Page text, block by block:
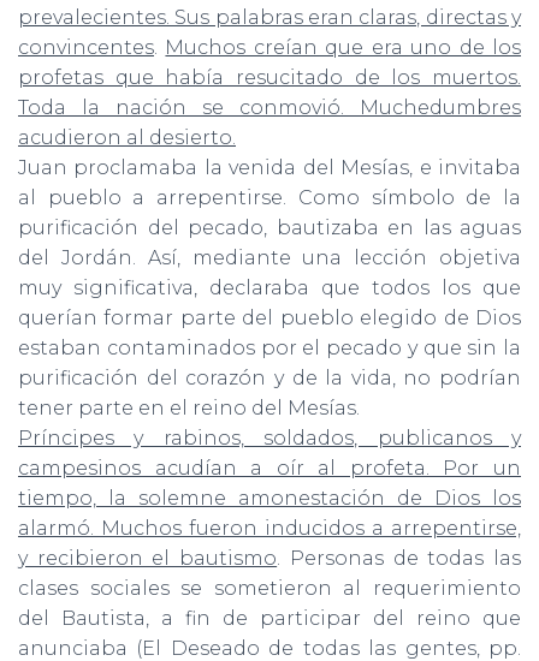
prevalecientes. Sus palabras eran claras, directas y
convincentes. Muchos creían que era uno de los
profetas que había resucitado de los muertos.
Toda la nación se conmovió. Muchedumbres
acudieron al desierto.
Juan proclamaba la venida del Mesías, e invitaba
al pueblo a arrepentirse. Como símbolo de la
purificación del pecado, bautizaba en las aguas
del Jordán. Así, mediante una lección objetiva
muy significativa, declaraba que todos los que
querían formar parte del pueblo elegido de Dios
estaban contaminados por el pecado y que sin la
purificación del corazón y de la vida, no podrían
tener parte en el reino del Mesías.
Príncipes y rabinos, soldados, publicanos y
campesinos acudían a oír al profeta. Por un
tiempo, la solemne amonestación de Dios los
alarmó. Muchos fueron inducidos a arrepentirse,
y recibieron el bautismo. Personas de todas las
clases sociales se sometieron al requerimiento
del Bautista, a fin de participar del reino que
anunciaba (El Deseado de todas las gentes, pp.